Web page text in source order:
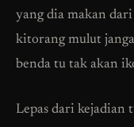
yang dia makan
kitorang mulut
benda tu tak akan
Lepas dari kejadian